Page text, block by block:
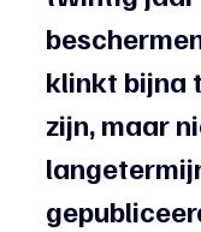
klinkt bijna
zijn, maar